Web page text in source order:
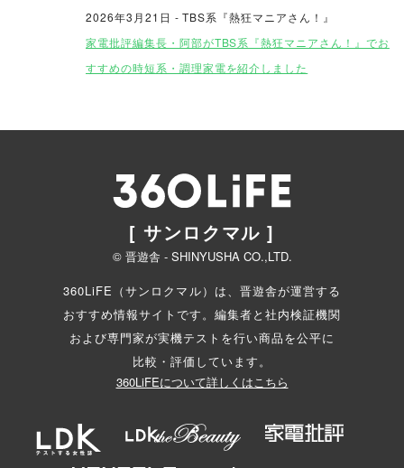
2026年3月21日 - TBS系『熱狂マニアさん！』
家電批評編集長・阿部がTBS系『熱狂マニアさん！』でお
すすめの時短系・調理家電を紹介しました
[ サンロクマル ]
© 晋遊舎 - SHINYUSHA CO.,LTD.
360LiFE（サンロクマル）は、晋遊舎が運営する
おすすめ情報サイトです。編集者と社内検証機関
および専門家が実機テストを行い商品を公平に
比較・評価しています。
360LiFEについて詳しくはこちら